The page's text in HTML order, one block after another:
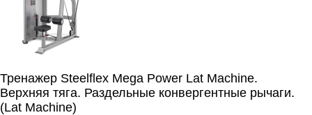
Тренажер Steelflex Mega Power Lat Machine.
Верхняя тяга. Раздельные конвергентные рычаги.
(Lat Machine)